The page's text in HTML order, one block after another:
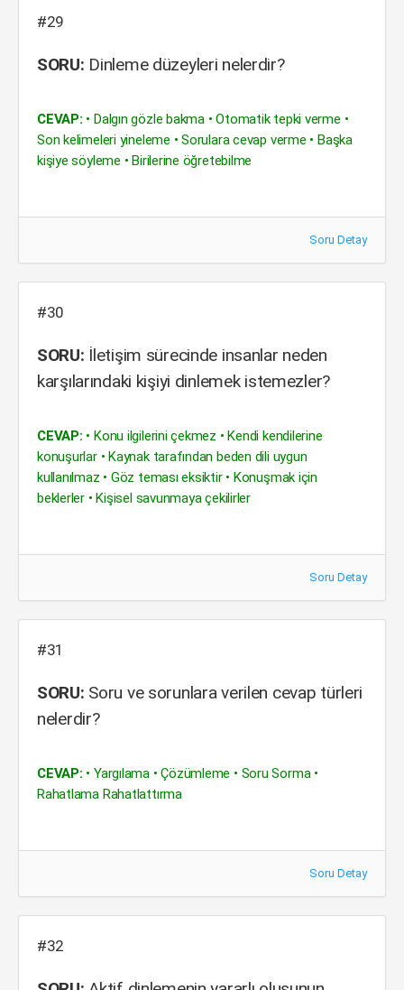
#29
SORU: Dinleme düzeyleri nelerdir?
CEVAP: • Dalgın gözle bakma • Otomatik tepki verme •
Son kelimeleri yineleme • Sorulara cevap verme • Başka
kişiye söyleme • Birilerine öğretebilme
Soru Detay
#30
SORU: İletişim sürecinde insanlar neden
karşılarındaki kişiyi dinlemek istemezler?
CEVAP: • Konu ilgilerini çekmez • Kendi kendilerine
konuşurlar • Kaynak tarafından beden dili uygun
kullanılmaz • Göz teması eksiktir • Konuşmak için
beklerler • Kişisel savunmaya çekilirler
Soru Detay
#31
SORU: Soru ve sorunlara verilen cevap türleri
nelerdir?
CEVAP: • Yargılama • Çözümleme • Soru Sorma •
Rahatlama Rahatlattırma
Soru Detay
#32